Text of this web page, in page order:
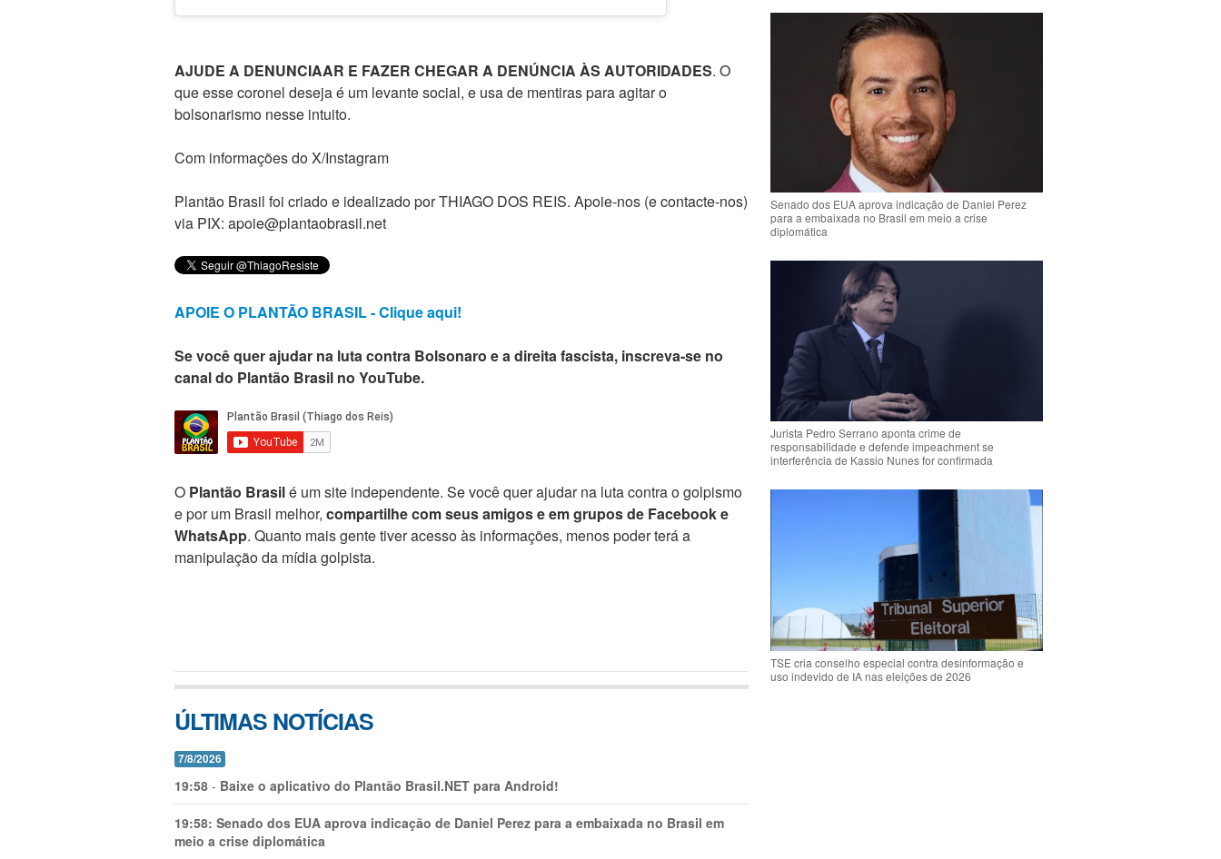
AJUDE A DENUNCIAAR E FAZER CHEGAR A DENÚNCIA ÀS AUTORIDADES. O
que esse coronel deseja é um levante social, e usa de mentiras para agitar o
bolsonarismo nesse intuito.
Com informações do X/Instagram
Plantão Brasil foi criado e idealizado por THIAGO DOS REIS. Apoie-nos (e contacte-nos)
via PIX: apoie@plantaobrasil.net
APOIE O PLANTÃO BRASIL - Clique aqui!
Se você quer ajudar na luta contra Bolsonaro e a direita fascista, inscreva-se no
canal do Plantão Brasil no YouTube.
O Plantão Brasilé um site independente. Se você quer ajudar na luta contra o golpismo
e por um Brasil melhor, compartilhe com seus amigos e em grupos de Facebook e
WhatsApp. Quanto mais gente tiver acesso às informações, menos poder terá a
manipulação da mídia golpista.
ÚLTIMAS NOTÍCIAS
7/8/2026
19:58 - Baixe o aplicativo do Plantão Brasil.NET para Android!
19:58: Senado dos EUA aprova indicação de Daniel Perez para a embaixada no Brasil em
meio a crise diplomática
Senado dos EUA aprova indicação de Daniel Perez
para a embaixada no Brasil em meio a crise
diplomática
Jurista Pedro Serrano aponta crime de
responsabilidade e defende impeachment se
interferência de Kassio Nunes for confirmada
TSE cria conselho especial contra desinformação e
uso indevido de IA nas eleições de 2026